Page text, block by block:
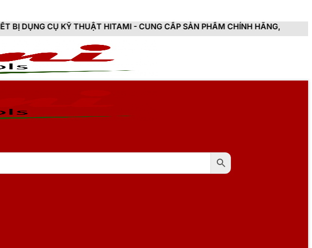
- CUNG CẤP SẢN PHẨM CHÍNH HÃNG, MỚI 100%, ĐẦY ĐỦ CHỨNG TỪ, HÓA